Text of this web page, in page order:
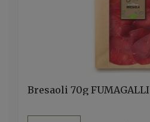
Bresaoli 70g FUMAGALLI